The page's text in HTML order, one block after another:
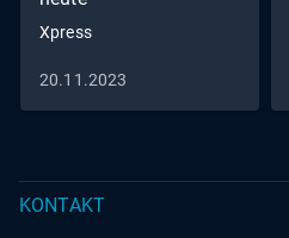
Xpress
20.11.2023
KONTAKT